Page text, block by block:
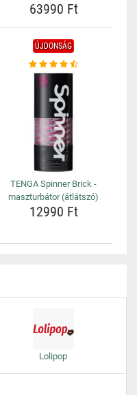
63990 Ft
ÚJDONSÁG
TENGA Spinner Brick -
maszturbátor (átlátszó)
12990 Ft
Lolipop